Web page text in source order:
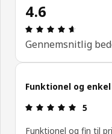
4.6
Gennemsnitlig
Funktionel og enkel
5
Funktionel og fin til